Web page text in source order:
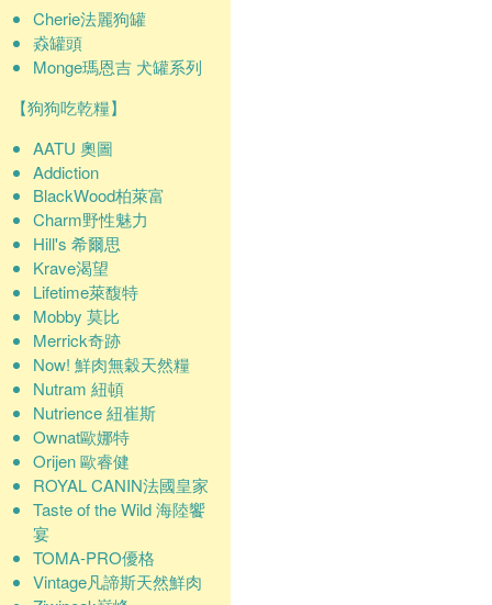
Cherie法麗狗罐
猋罐頭
Monge瑪恩吉 犬罐系列
【狗狗吃乾糧】
AATU 奧圖
Addiction
BlackWood柏萊富
Charm野性魅力
Hill's 希爾思
Krave渴望
Lifetime萊馥特
Mobby 莫比
Merrick奇跡
Now! 鮮肉無穀天然糧
Nutram 紐頓
Nutrience 紐崔斯
Ownat歐娜特
Orijen 歐睿健
ROYAL CANIN法國皇家
Taste of the Wild 海陸饗
宴
TOMA-PRO優格
Vintage凡諦斯天然鮮肉